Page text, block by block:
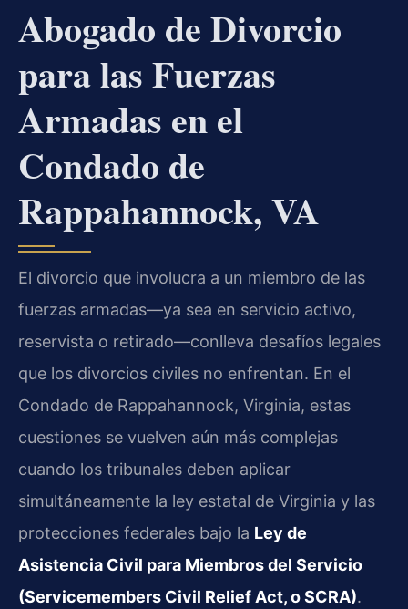
Abogado de Divorcio
para las Fuerzas
Armadas en el
Condado de
Rappahannock, VA
El divorcio que involucra a un miembro de las
fuerzas armadas—ya sea en servicio activo,
reservista o retirado—conlleva desafíos legales
que los divorcios civiles no enfrentan. En el
Condado de Rappahannock, Virginia, estas
cuestiones se vuelven aún más complejas
cuando los tribunales deben aplicar
simultáneamente la ley estatal de Virginia y las
protecciones federales bajo la Ley de
Asistencia Civil para Miembros del Servicio
(Servicemembers Civil Relief Act, o SCRA).